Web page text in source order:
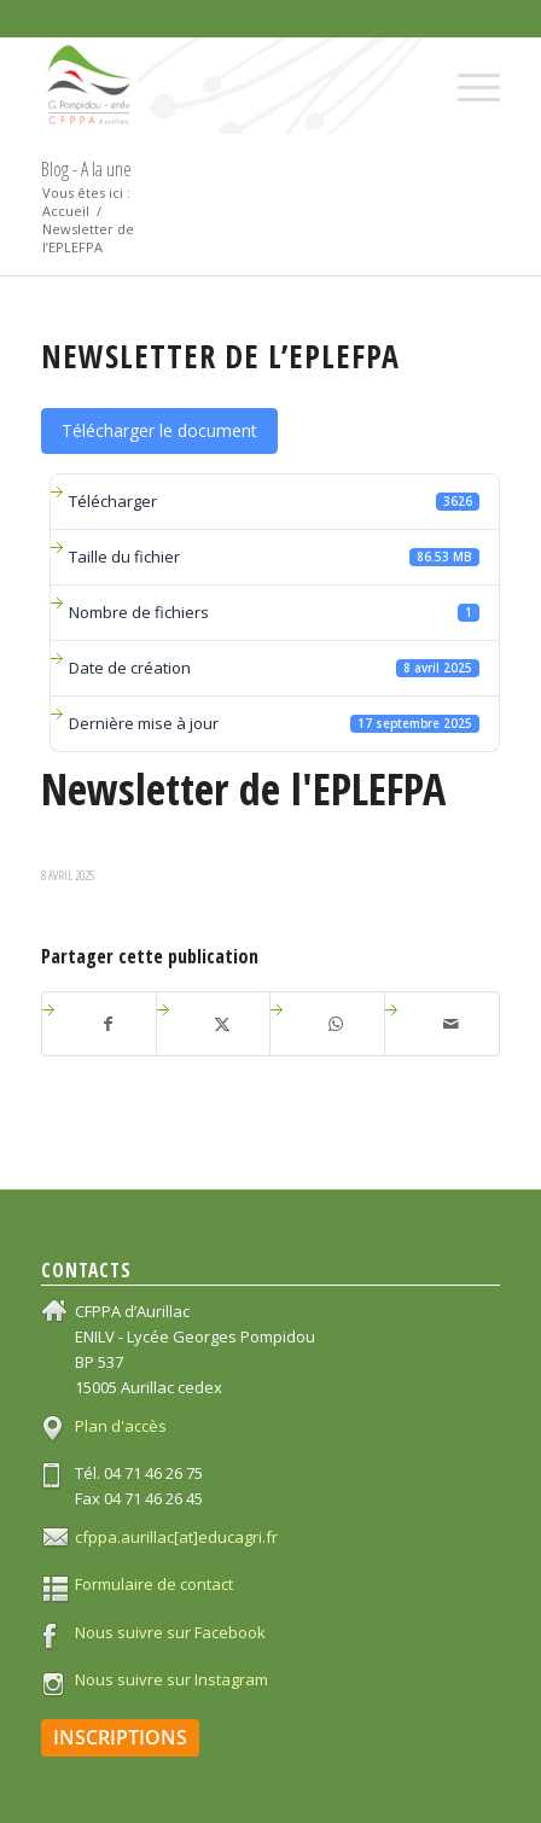
Blog - A la une
Vous êtes ici :
Accueil /
Newsletter de
l’EPLEFPA
NEWSLETTER DE L’EPLEFPA
Télécharger le document
Télécharger 3626
Taille du fichier 86.53 MB
Nombre de fichiers 1
Date de création 8 avril 2025
Dernière mise à jour 17 septembre 2025
Newsletter de l'EPLEFPA
8 AVRIL 2025
Partager cette publication
CONTACTS
CFPPA d’Aurillac
ENILV - Lycée Georges Pompidou
BP 537
15005 Aurillac cedex
Plan d'accès
Tél. 04 71 46 26 75
Fax 04 71 46 26 45
cfppa.aurillac[at]educagri.fr
Formulaire de contact
Nous suivre sur Facebook
Nous suivre sur Instagram
INSCRIPTIONS